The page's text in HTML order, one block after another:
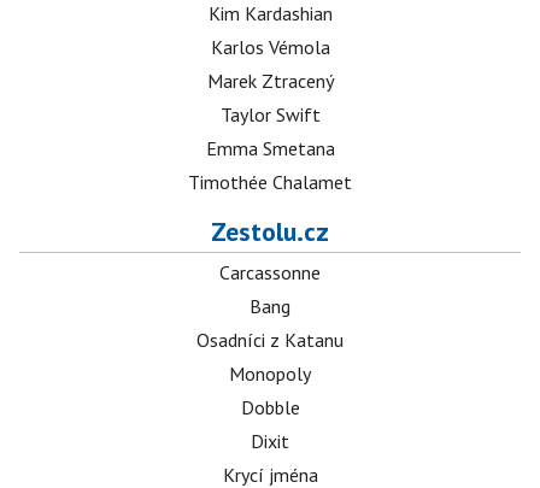
Kim Kardashian
Karlos Vémola
Marek Ztracený
Taylor Swift
Emma Smetana
Timothée Chalamet
Zestolu.cz
Carcassonne
Bang
Osadníci z Katanu
Monopoly
Dobble
Dixit
Krycí jména